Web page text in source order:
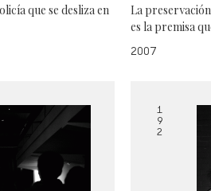
que se desliza en
La
es la premisa
2007
1
9
2